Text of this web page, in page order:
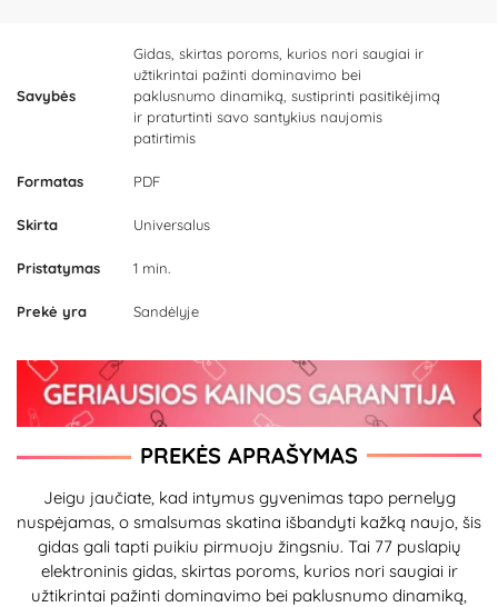
Savybės
Gidas, skirtas poroms, kurios nori saugiai ir
užtikrintai pažinti dominavimo bei
paklusnumo dinamiką, sustiprinti pasitikėjimą
ir praturtinti savo santykius naujomis
patirtimis
Formatas PDF
Skirta Universalus
Pristatymas 1 min.
Prekė yra Sandėlyje
PREKĖS APRAŠYMAS
Jeigu jaučiate, kad intymus gyvenimas tapo pernelyg
nuspėjamas, o smalsumas skatina išbandyti kažką naujo, šis
gidas gali tapti puikiu pirmuoju žingsniu. Tai 77 puslapių
elektroninis gidas, skirtas poroms, kurios nori saugiai ir
užtikrintai pažinti dominavimo bei paklusnumo dinamiką,